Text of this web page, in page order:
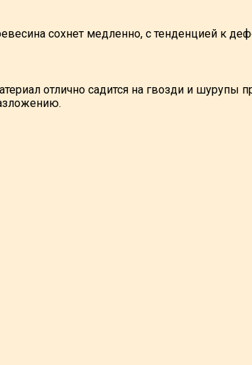
сохнет медленно, с тенденцией к
отлично садится на гвозди и шурупы